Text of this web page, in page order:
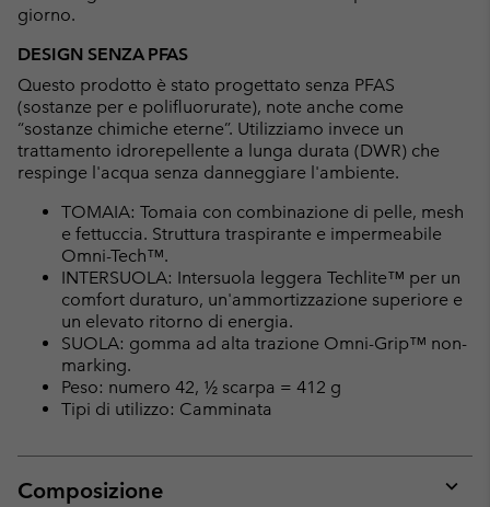
giorno.
DESIGN SENZA PFAS
Questo prodotto è stato progettato senza PFAS
(sostanze per e polifluorurate), note anche come
“sostanze chimiche eterne”. Utilizziamo invece un
trattamento idrorepellente a lunga durata (DWR) che
respinge l'acqua senza danneggiare l'ambiente.
TOMAIA: Tomaia con combinazione di pelle, mesh
e fettuccia. Struttura traspirante e impermeabile
Omni-Tech™.
INTERSUOLA: Intersuola leggera Techlite™ per un
comfort duraturo, un'ammortizzazione superiore e
un elevato ritorno di energia.
SUOLA: gomma ad alta trazione Omni-Grip™ non-
marking.
Peso: numero 42, ½ scarpa = 412 g
Tipi di utilizzo: Camminata
Composizione